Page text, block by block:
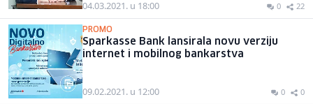
04.03.2021. u 18:00 0 22
PROMO
Sparkasse Bank lansirala novu verziju
internet i mobilnog bankarstva
09.02.2021. u 12:00 0 0